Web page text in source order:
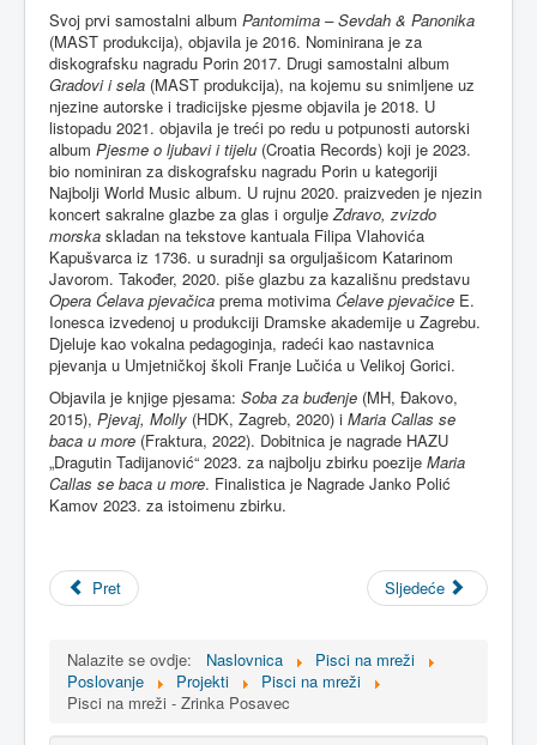
Svoj prvi samostalni album Pantomima – Sevdah & Panonika
(MAST produkcija), objavila je 2016. Nominirana je za
diskografsku nagradu Porin 2017. Drugi samostalni album
Gradovi i sela (MAST produkcija), na kojemu su snimljene uz
njezine autorske i tradicijske pjesme objavila je 2018. U
listopadu 2021. objavila je treći po redu u potpunosti autorski
album Pjesme o ljubavi i tijelu (Croatia Records) koji je 2023.
bio nominiran za diskografsku nagradu Porin u kategoriji
Najbolji World Music album. U rujnu 2020. praizveden je njezin
koncert sakralne glazbe za glas i orgulje Zdravo, zvizdo
morska skladan na tekstove kantuala Filipa Vlahovića
Kapušvarca iz 1736. u suradnji sa orguljašicom Katarinom
Javorom. Također, 2020. piše glazbu za kazališnu predstavu
Opera Ćelava pjevačica prema motivima Ćelave pjevačice E.
Ionesca izvedenoj u produkciji Dramske akademije u Zagrebu.
Djeluje kao vokalna pedagoginja, radeći kao nastavnica
pjevanja u Umjetničkoj školi Franje Lučića u Velikoj Gorici.
Objavila je knjige pjesama: Soba za buđenje (MH, Đakovo,
2015), Pjevaj, Molly (HDK, Zagreb, 2020) i Maria Callas se
baca u more (Fraktura, 2022). Dobitnica je nagrade HAZU
„Dragutin Tadijanović“ 2023. za najbolju zbirku poezije Maria
Callas se baca u more. Finalistica je Nagrade Janko Polić
Kamov 2023. za istoimenu zbirku.
Pret Sljedeće
Nalazite se ovdje: Naslovnica
Pisci na mreži
Poslovanje
Projekti
Pisci na mreži
Pisci na mreži - Zrinka Posavec